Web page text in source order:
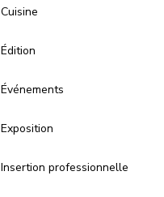
Cuisine
Édition
Événements
Exposition
Insertion professionnelle